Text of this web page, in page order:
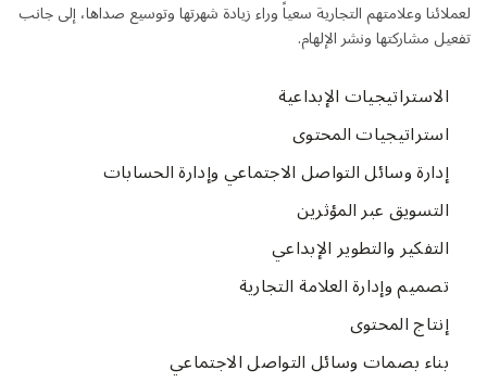
لعملائنا وعلامتهم التجارية سعياً وراء زيادة شهرتها وتوسيع صداها، إلى جانب
تفعيل مشاركتها ونشر الإلهام.
الاستراتيجيات الإبداعية
استراتيجيات المحتوى
إدارة وسائل التواصل الاجتماعي وإدارة الحسابات
التسويق عبر المؤثرين
التفكير والتطوير الإبداعي
تصميم وإدارة العلامة التجارية
إنتاج المحتوى
بناء بصمات وسائل التواصل الاجتماعي